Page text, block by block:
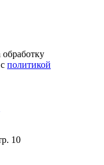
политикой
10